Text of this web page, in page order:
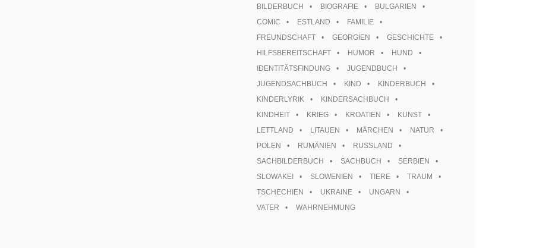
BILDERBUCH
BIOGRAFIE
BULGARIEN
COMIC
ESTLAND
FAMILIE
FREUNDSCHAFT
GEORGIEN
GESCHICHTE
HILFSBEREITSCHAFT
HUMOR
HUND
IDENTITÄTSFINDUNG
JUGENDBUCH
JUGENDSACHBUCH
KIND
KINDERBUCH
KINDERLYRIK
KINDERSACHBUCH
KINDHEIT
KRIEG KROATIEN
KUNST
LETTLAND
LITAUEN MÄRCHEN
NATUR
POLEN
RUMÄNIEN
RUSSLAND
SACHBILDERBUCH
SACHBUCH
SERBIEN
SLOWAKEI
SLOWENIEN TIERE
TRAUM
TSCHECHIEN
UKRAINE
UNGARN
VATER
WAHRNEHMUNG